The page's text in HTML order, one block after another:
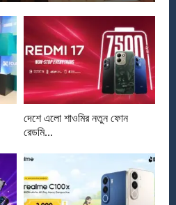
দেশে এলো শাওমির নতুন ফোন
রেডমি...